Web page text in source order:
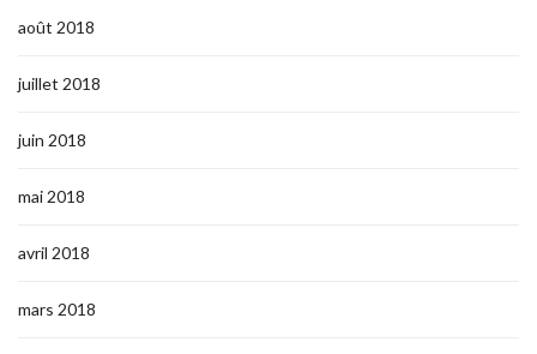
août 2018
juillet 2018
juin 2018
mai 2018
avril 2018
mars 2018